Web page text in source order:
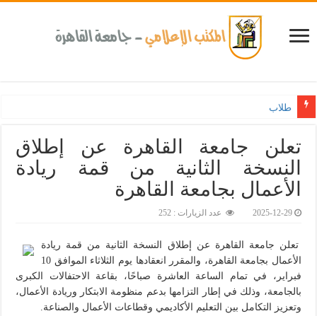
طلاب الفرع الدولي وجامعة القاه
تعلن جامعة القاهرة عن إطلاق
النسخة الثانية من قمة ريادة
الأعمال بجامعة القاهرة‎
2025-12-29 عدد الزيارات : 252
تعلن جامعة القاهرة عن إطلاق النسخة الثانية من قمة ريادة
الأعمال بجامعة القاهرة، والمقرر انعقادها يوم الثلاثاء الموافق 10
فبراير، في تمام الساعة العاشرة صباحًا، بقاعة الاحتفالات الكبرى
بالجامعة، وذلك في إطار التزامها بدعم منظومة الابتكار وريادة الأعمال،
وتعزيز التكامل بين التعليم الأكاديمي وقطاعات الأعمال والصناعة.